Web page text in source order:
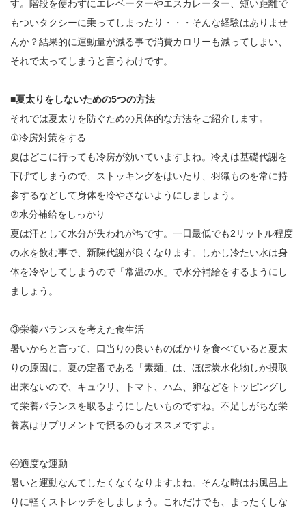
す。階段を使わずにエレベーターやエスカレーター、短い距離で
もついタクシーに乗ってしまったり・・・そんな経験はありませ
んか？結果的に運動量が減る事で消費カロリーも減ってしまい、
それで太ってしまうと言うわけです。
■夏太りをしないための5つの方法
それでは夏太りを防ぐための具体的な方法をご紹介します。
①冷房対策をする
夏はどこに行っても冷房が効いていますよね。冷えは基礎代謝を
下げてしまうので、ストッキングをはいたり、羽織ものを常に持
参するなどして身体を冷やさないようにしましょう。
②水分補給をしっかり
夏は汗として水分が失われがちです。一日最低でも2リットル程度
の水を飲む事で、新陳代謝が良くなります。しかし冷たい水は身
体を冷やしてしまうので「常温の水」で水分補給をするようにし
ましょう。
③栄養バランスを考えた食生活
暑いからと言って、口当りの良いものばかりを食べていると夏太
りの原因に。夏の定番である「素麺」は、ほぼ炭水化物しか摂取
出来ないので、キュウリ、トマト、ハム、卵などをトッピングし
て栄養バランスを取るようにしたいものですね。不足しがちな栄
養素はサプリメントで摂るのもオススメですよ。
④適度な運動
暑いと運動なんてしたくなくなりますよね。そんな時はお風呂上
りに軽くストレッチをしましょう。これだけでも、まったくしな